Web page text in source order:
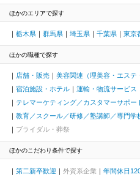
ほかのエリアで探す
栃木県 群馬県 埼玉県 千葉県 東京
ほかの職種で探す
店舗・販売 美容関連（理美容・エステ
宿泊施設・ホテル
運輸・物流サービス
テレマーケティング／カスタマーサポー
教育／スクール／研修／塾講師／専門学
ブライダル・葬祭
ほかのこだわり条件で探す
第二新卒歓迎 外資系企業 年間休日